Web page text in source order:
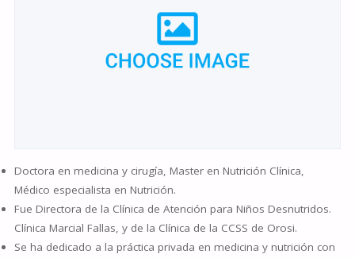
Doctora en medicina y cirugía, Master en Nutrición Clínica,
Médico especialista en Nutrición.
Fue Directora de la Clínica de Atención para Niños Desnutridos.
Clínica Marcial Fallas, y de la Clínica de la CCSS de Orosi.
Se ha dedicado a la práctica privada en medicina y nutrición con